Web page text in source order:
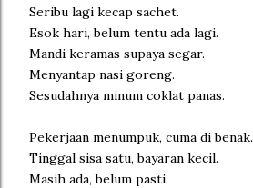
Seribu lagi kecap sachet.
Esok hari, belum tentu ada lagi.
Mandi keramas supaya segar.
Menyantap nasi goreng.
Sesudahnya minum coklat panas.
Pekerjaan menumpuk, cuma di benak.
Tinggal sisa satu, bayaran kecil.
Masih ada, belum pasti.